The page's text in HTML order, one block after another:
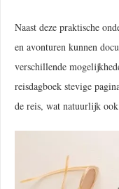
Naast deze praktische
en avonturen kunnen
verschillende
reisdagboek stevige
de reis, wat natuurlijk